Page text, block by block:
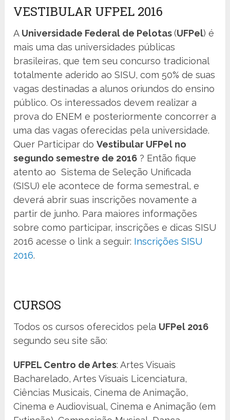
VESTIBULAR UFPEL 2016
A Universidade Federal de Pelotas(UFPel) é
mais uma das universidades públicas
brasileiras, que tem seu concurso tradicional
totalmente aderido ao SISU, com 50% de suas
vagas destinadas a alunos oriundos do ensino
público. Os interessados devem realizar a
prova do ENEM e posteriormente concorrer a
uma das vagas oferecidas pela universidade.
Quer Participar doVestibular UFPel no
segundo semestre de 2016 ? Então fique
atento ao Sistema de Seleção Unificada
(SISU) ele acontece de forma semestral, e
deverá abrir suas inscrições novamente a
partir de junho. Para maiores informações
sobre como participar, inscrições e dicas SISU
2016 acesse o link a seguir: Inscrições SISU
2016.
CURSOS
Todos os cursos oferecidos pela UFPel 2016
segundo seu site são:
UFPEL Centro de Artes: Artes Visuais
Bacharelado, Artes Visuais Licenciatura,
Ciências Musicais, Cinema de Animação,
Cinema e Audiovisual, Cinema e Animação (em